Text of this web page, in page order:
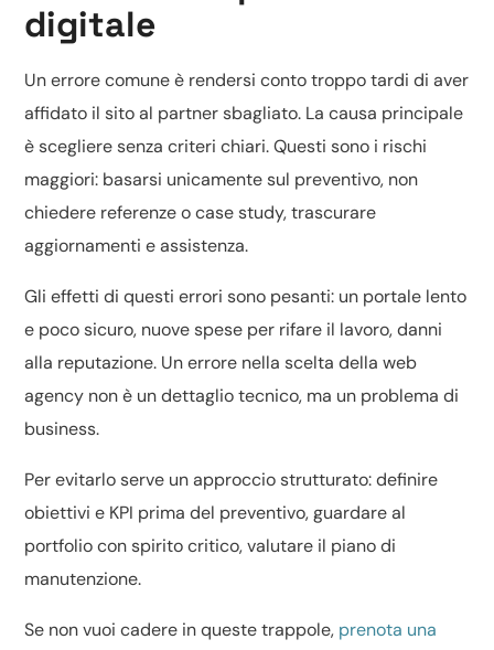
digitale
Un errore comune è rendersi conto troppo tardi di aver
affidato il sito al partner sbagliato. La causa principale
è scegliere senza criteri chiari. Questi sono i rischi
maggiori: basarsi unicamente sul preventivo, non
chiedere referenze o case study, trascurare
aggiornamenti e assistenza.
Gli effetti di questi errori sono pesanti: un portale lento
e poco sicuro, nuove spese per rifare il lavoro, danni
alla reputazione. Un errore nella scelta della web
agency non è un dettaglio tecnico, ma un problema di
business.
Per evitarlo serve un approccio strutturato: definire
obiettivi e KPI prima del preventivo, guardare al
portfolio con spirito critico, valutare il piano di
manutenzione.
Se non vuoi cadere in queste trappole, prenota una